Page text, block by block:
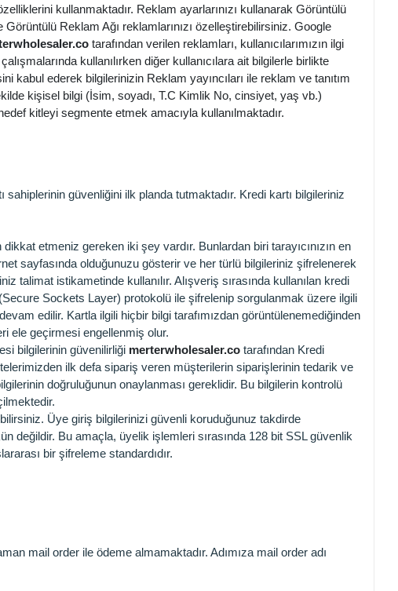
kullanmaktadır. Reklam ayarlarınızı kullanarak Görüntülü
Reklam Ağı reklamlarınızı özelleştirebilirsiniz. Google
tarafından verilen reklamları, kullanıcılarımızın ilgi
kullanılırken diğer kullanıcılara ait bilgilerle birlikte
kabul ederek bilgilerinizin Reklam yayıncıları ile reklam ve tanıtım
kişisel bilgi (İsim, soyadı, T.C Kimlik No, cinsiyet, yaş vb.)
kitleyi segmente etmek amacıyla kullanılmaktadır.
güvenliğini ilk planda tutmaktadır. Kredi kartı bilgileriniz
etmeniz gereken iki şey vardır. Bunlardan biri tarayıcınızın en
sayfasında olduğunuzu gösterir ve her türlü bilgileriniz şifrelenerek
talimat istikametinde kullanılır. Alışveriş sırasında kullanılan kredi
Sockets Layer) protokolü ile şifrelenip sorgulanmak üzere ilgili
edilir. Kartla ilgili hiçbir bilgi tarafımızdan görüntülenemediğinden
ele geçirmesi engellenmiş olur.
bilgilerinin güvenilirliği merterwholesaler.co tarafından Kredi
ilk defa sipariş veren müşterilerin siparişlerinin tedarik ve
doğruluğunun onaylanması gereklidir. Bu bilgilerin kontrolü
Üye giriş bilgilerinizi güvenli koruduğunuz takdirde
değildir. Bu amaçla, üyelik işlemleri sırasında 128 bit SSL güvenlik
bir şifreleme standardıdır.
mail order ile ödeme almamaktadır. Adımıza mail order adı